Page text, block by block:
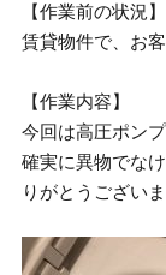
【作業前の状況】
賃貸物件で、お
【作業内容】
今回は高圧ポン
確実に異物でな
りがとうございま